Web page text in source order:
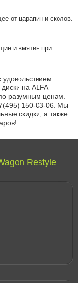
Restyle
от царапин и сколов.
и вмятин при
на ALFA
разумным ценам.
150-03-06 . Мы
скидки, а также